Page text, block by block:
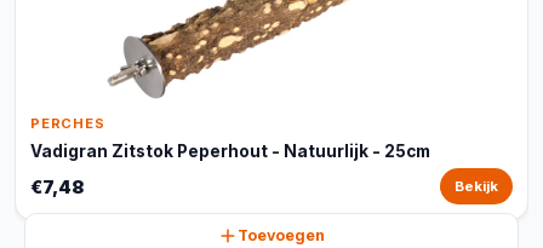
PERCHES
Vadigran Zitstok Peperhout - Natuurlijk - 25cm
€7,48 Bekijk
Toevoegen